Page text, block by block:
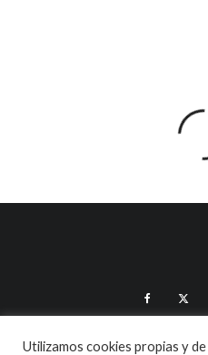
Utilizamos cookies propias y